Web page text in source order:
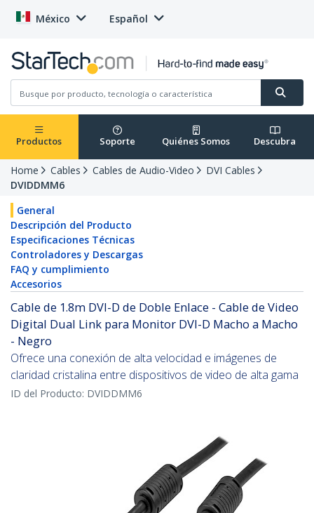
México Español
Productos Soporte Quiénes Somos Descubra
Home Cables Cables de Audio-Video
DVI Cables
DVIDDMM6
General
Descripción del Producto
Especificaciones Técnicas
Controladores y Descargas
FAQ y cumplimiento
Accesorios
Cable de 1.8m DVI-D de Doble Enlace - Cable de Video
Digital Dual Link para Monitor DVI-D Macho a Macho
- Negro
Ofrece una conexión de alta velocidad e imágenes de
claridad cristalina entre dispositivos de video de alta gama
ID del Producto: DVIDDMM6